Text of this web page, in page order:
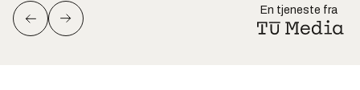
En tjeneste fra